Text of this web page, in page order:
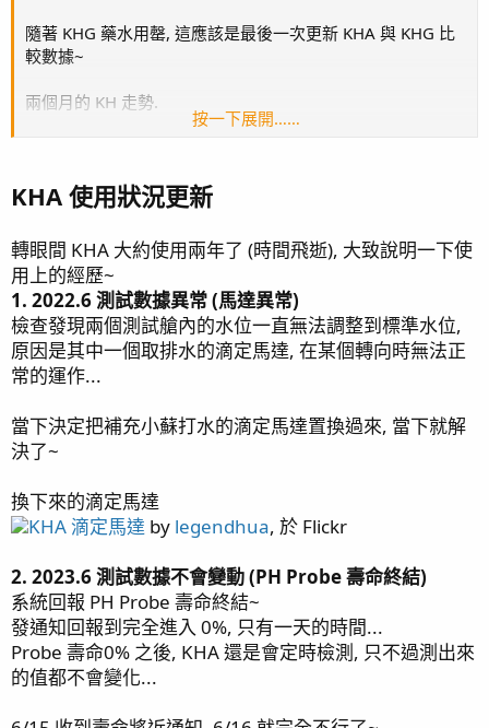
page49 鈕扣起泡 - 日出櫻花 / 缸內近況
page50 榔頭珊瑚
page52 珊瑚打架 / 綠長支
page53 再遊小琉球~
page55 三年三個月
page56 餵食 / 新片上架 / 草莓蛋糕(2) / 榔頭珊瑚(2)
page58 隱藏區/ Acropora sp.生長記錄(3) / 燈光設定
page59 紅單包 / 溫度漲停板 / 雷達
page60 每日晨間餵食秀 / 金線蝦虎 / Tank
Update(video) / 虎耳吞扣
page61 紅薑
page62 側濾缸系統 / 黃藍雙吊
page64 橘子也是會受傷
page67 神奇沸石
page70 大刀一砍 綠長支
page71 KH走勢 / TG6 再次上場 / 聖金榔頭
page72 Quantum Meter MQ-510
page74 Tank Update(video) / 夜間骨
page75 四年更新
page76 KHA 使用狀況更新
page77 硬骨紀錄 皇冠 / 水草缸 / 四年二月更新 / 敲橘子
抓奶嘴 / 刷玻璃 攪底砂
隨著 KHG 藥水用罄, 這應該是最後一次更新 KHA 與 KHG 比
較數據~
兩個月的 KH 走勢.
1.除了 7/3 號前, KHG 與 KHA 不在同一時間點做 KH校正, 造
成比較大的不一致外, 之後兩台儀器的量測曲線大致相似, 偶
而還是會發生時大時小的差距.
2.當 KH 下降後, 每天滴定量增加 ~0.1dKH, KH數值會持續增
加大約兩天才會止住, 且增加量 ~1dKH, 原因不明…
3.理論上若是把最終微量補充的功能交給 KHA 來執行, 應該是
KH 數值不平緩的跳動, 感覺比較像儀器測試問題, 不像實際缸
內的 KH 變化, 所以還沒信心交給 KHA 補充 KH.
4.KHA 的 Wifi 訊號很差, 在魚缸底櫃已經安裝了一台 wifi訊號
增強器, 還是常會發生連不上家裡 Wifi AP 的情形(AP 與 KHA
距離大約只有10米左右), 若是關掉這訊號增強器, 就完全收不
ps: 我有把 KHA wifi 模組拿出來觀察一下, 那 PCB 上的
50ohm 傳輸線設計根本就是悲劇(ground 太靠近 signal, 在
高頻的寄生電容應該大到不行, 阻抗應該都跑掉了….), 我推測
用這 wifi 模組的 KHA, 訊號應該都會不好…
按一下展開……
KHA 使用狀況更新
轉眼間 KHA 大約使用兩年了 (時間飛逝), 大致說明一下使
用上的經歷~
1. 2022.6 測試數據異常 (馬達異常)
檢查發現兩個測試艙內的水位一直無法調整到標準水位,
原因是其中一個取排水的滴定馬達, 在某個轉向時無法正
常的運作...
當下決定把補充小蘇打水的滴定馬達置換過來, 當下就解
決了~
換下來的滴定馬達
KHA 滴定馬達 by legendhua, 於 Flickr
2. 2023.6 測試數據不會變動 (PH Probe 壽命終結)
系統回報 PH Probe 壽命終結~
發通知回報到完全進入 0%, 只有一天的時間...
Probe 壽命0% 之後, KHA 還是會定時檢測, 只不過測出來
的值都不會變化...